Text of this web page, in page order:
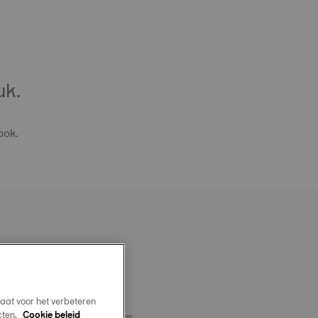
voor het verbeteren
Cookie beleid